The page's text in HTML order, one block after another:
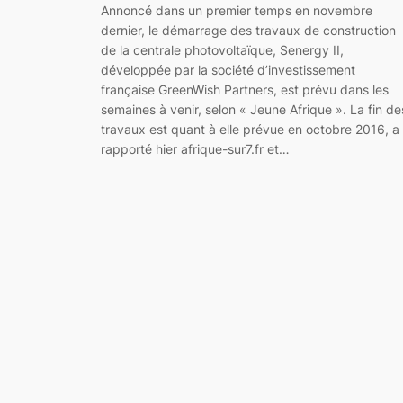
Annoncé dans un premier temps en novembre
dernier, le démarrage des travaux de construction
de la centrale photovoltaïque, Senergy II,
développée par la société d’investissement
française GreenWish Partners, est prévu dans les
semaines à venir, selon « Jeune Afrique ». La fin
travaux est quant à elle prévue en octobre 2016, a
rapporté hier afrique-sur7.fr et…